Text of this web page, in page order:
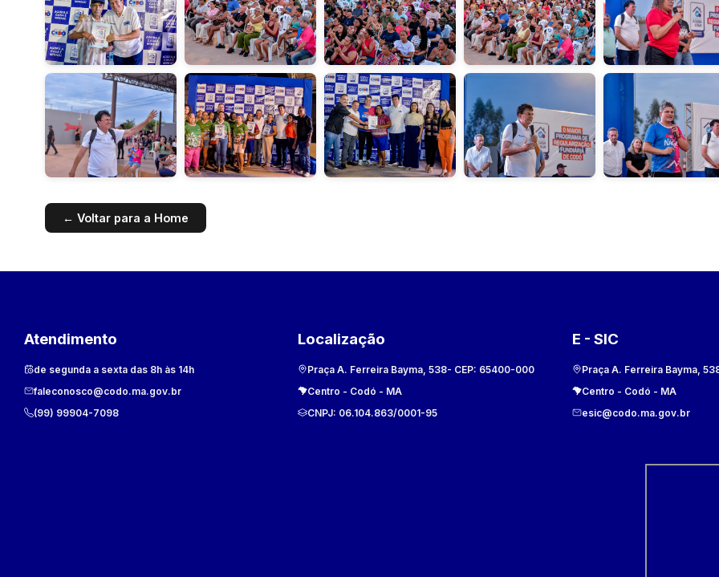
← Voltar para a Home
Atendimento
de segunda a sexta das 8h às 14h
faleconosco@codo.ma.gov.br
(99) 99904-7098
Localização
Praça A. Ferreira Bayma, 538- CEP: 65400-000
Centro - Codó - MA
CNPJ: 06.104.863/0001-95
E - SIC
Praça A. Ferreira Bayma,
Centro - Codó - MA
esic@codo.ma.gov.br